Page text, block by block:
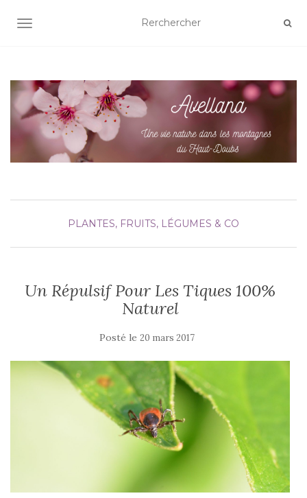
AFFICHER/MASQUER LA NAVIGATION
PLANTES, FRUITS, LÉGUMES & CO
Un Répulsif Pour Les Tiques 100%
Naturel
Posté le 20 mars 2017